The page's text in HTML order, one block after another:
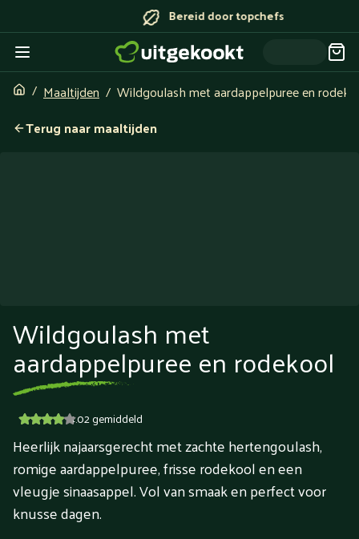
Bereid door topchefs
Maaltijden
Wildgoulash met aardappelpuree en
Terug naar maaltijden
Wildgoulash met
aardappelpuree en rodekool
4.02gemiddeld
Heerlijk najaarsgerecht met zachte hertengoulash,
romige aardappelpuree, frisse rodekool en een
vleugje sinaasappel. Vol van smaak en perfect voor
knusse dagen.